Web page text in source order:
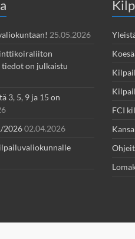
25.05.2026
on julkaistu
3, 5, 9 ja 15 on
202602.04.2026
FCI